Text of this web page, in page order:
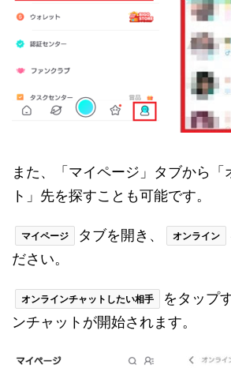
また、「マイページ」タブから「
ト」先を探すことも可能です。
マイページ タブを開き、 オンライン
ださい。
オンラインチャットしたい相手
をタップ
ンチャットが開始されます。